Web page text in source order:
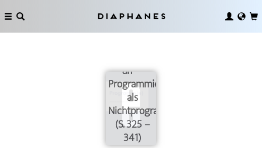
Diaphanes
an“ –
Programmierbarkeit
als
Nichtprogrammierung
(S. 325 –
341)